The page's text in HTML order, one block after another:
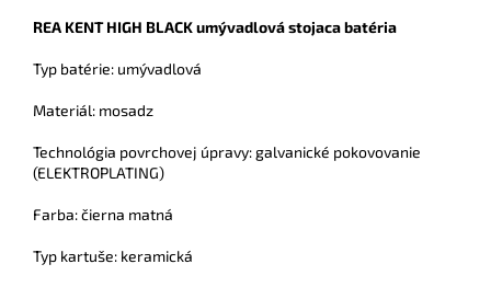
REA KENT HIGH BLACK umývadlová stojaca batéria
Typ batérie: umývadlová
Materiál: mosadz
Technológia povrchovej úpravy: galvanické pokovovanie
(ELEKTROPLATING)
Farba:čierna matná
Typ kartuše: keramická